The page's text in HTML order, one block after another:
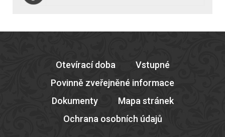
Otevírací doba
Vstupné
Povinně zveřejněné informace
Dokumenty
Mapa stránek
Ochrana osobních údajů